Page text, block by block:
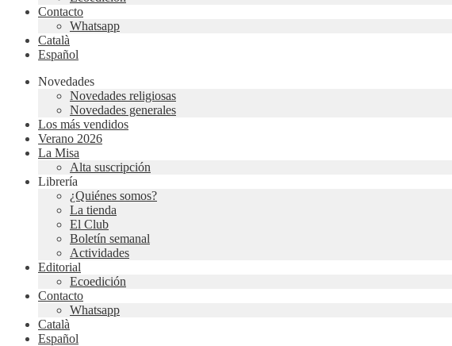
Contacto
Whatsapp
Català
Español
Novedades
Novedades religiosas
Novedades generales
Los más vendidos
Verano 2026
La Misa
Alta suscripción
Librería
¿Quiénes somos?
La tienda
El Club
Boletín semanal
Actividades
Editorial
Ecoedición
Contacto
Whatsapp
Català
Español